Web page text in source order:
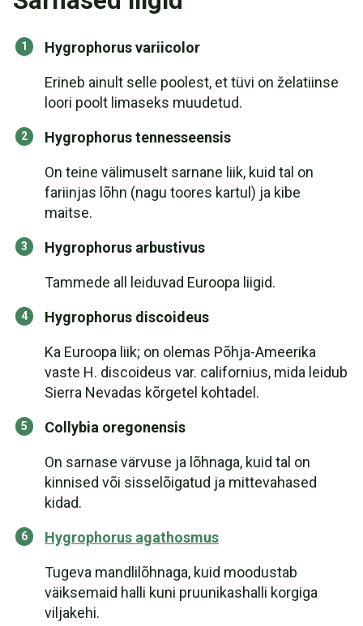
Hygrophorus variicolor
Erineb ainult selle poolest, et tüvi on želatiinse
loori poolt limaseks muudetud.
Hygrophorus tennesseensis
On teine välimuselt sarnane liik, kuid tal on
fariinjas lõhn (nagu toores kartul) ja kibe
maitse.
Hygrophorus arbustivus
Tammede all leiduvad Euroopa liigid.
Hygrophorus discoideus
Ka Euroopa liik; on olemas Põhja-Ameerika
vaste H. discoideus var. californius, mida leidub
Sierra Nevadas kõrgetel kohtadel.
Collybia oregonensis
On sarnase värvuse ja lõhnaga, kuid tal on
kinnised või sisselõigatud ja mittevahased
kidad.
Hygrophorus agathosmus
Tugeva mandlilõhnaga, kuid moodustab
väiksemaid halli kuni pruunikashalli korgiga
viljakehi.